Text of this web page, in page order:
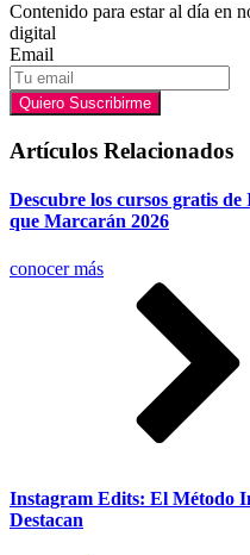
Contenido para estar al día en
digital
Email
Quiero Suscribirme
Artículos Relacionados
Descubre los cursos gratis
que Marcarán 2026
conocer más
Instagram Edits: El Método
Destacan